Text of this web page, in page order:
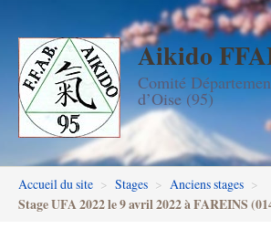
Aikido
Comité
d’Oise (95)
Les
Les
Accueil du site > Stages > Anciens stages >
Stage UFA 2022 le 9 avril 2022 à FAREINS